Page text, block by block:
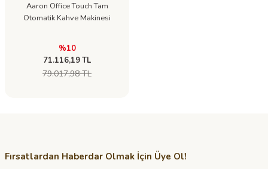
Aaron Office Touch Tam
Otomatik Kahve Makinesi
%10
71.116,19 TL
79.017,98 TL
Fırsatlardan Haberdar Olmak İçin Üye Ol!